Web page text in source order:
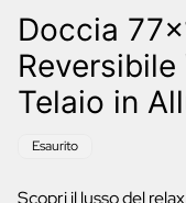
Doccia
Telaio in
Etichetta
Esaurito
Scopri il lusso del